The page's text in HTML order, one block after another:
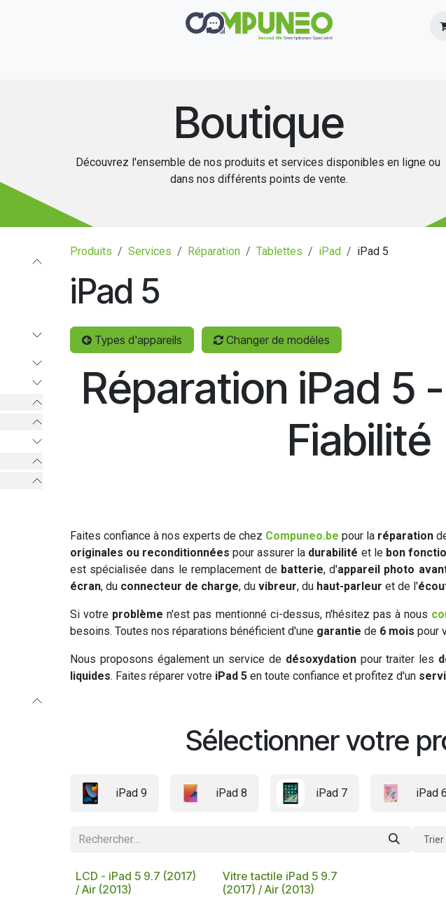
Boutique
Découvrez l'ensemble de nos produits et services disponibles en ligne ou
dans nos différents points de vente.
Produits Services Réparation Tablettes iPad iPad 5
iPad 5
Types d'appareils Changer de modèles
Réparation iPad 5
Fiabilité
Faites confiance à nos experts de chez Compuneo.be pour la réparation
originales ou reconditionnées pour assurer la durabilité et le bon
est spécialisée dans le remplacement de batterie, d'appareil photo
écran, du connecteur de charge, du vibreur, du haut-parleur et de l'
Si votre problèmen'est pas mentionné ci-dessus, n'hésitez pas à nous
besoins. Toutes nos réparations bénéficient d'une garantie de 6 mois pour
Nous proposons également un service de désoxydation pour traiter les
liquides. Faites réparer votre iPad 5 en toute confiance et profitez d'un
Sélectionner votre
iPad 9 iPad 8 iPad 7 iPad 6
Trier
LCD - iPad 5 9.7 (2017)
/ Air (2013)
Vitre tactile iPad 5 9.7
(2017) / Air (2013)